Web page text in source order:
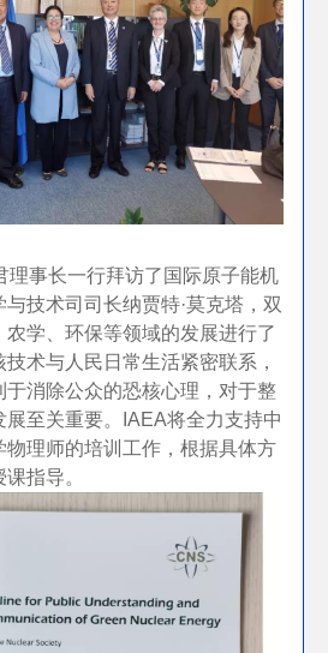
理事长一行拜访了国际原子能机
技术司司长纳贾特·莫克塔，双
学、环保等领域的发展进行了
术与人民日常生活紧密联系，
消除公众的恐核心理，对于整
至关重要。IAEA将全力支持中
物理师的培训工作，根据具体方
指导。